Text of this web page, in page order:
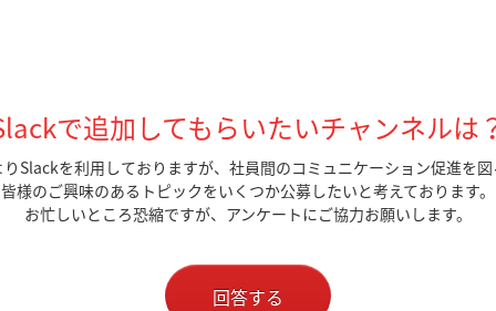
で追加してもらいたいチャンネルは
Slackを利用しておりますが、社員間のコミュニケーション促進を図
皆様のご興味のあるトピックをいくつか公募したいと考えております。
お忙しいところ恐縮ですが、アンケートにご協力お願いします。
回答する